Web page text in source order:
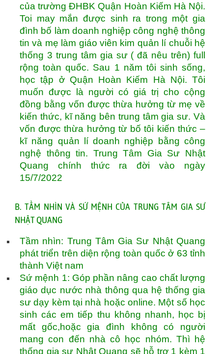
của trường ĐHBK Quận Hoàn Kiếm Hà Nội.
Toi may mắn được sinh ra trong một gia
đình bố làm doanh nghiệp công nghệ thông
tin và mẹ làm giáo viên kim quản lí chuỗi hệ
thống 3 trung tâm gia sư ( đã nêu trên) full
rộng toàn quốc. Sau 1 năm tôi sinh sống,
học tập ở Quận Hoàn Kiếm Hà Nội. Tôi
muốn được là người có giá trị cho cộng
đồng bằng vốn được thừa hưởng từ mẹ về
kiến thức, kĩ năng bên trung tâm gia sư. Và
vốn được thừa hưởng từ bố tôi kiến thức –
kĩ năng quản lí doanh nghiệp bằng công
nghệ thông tin. Trung Tâm Gia Sư Nhật
Quang chính thức ra đời vào ngày
15/7/2022
B. TẦM NHÌN VÀ SỨ MỆNH CỦA TRUNG TÂM GIA SƯ
NHẬT QUANG
Tầm nhìn: Trung Tâm Gia Sư Nhật Quang
phát triển trên diện rộng toàn quốc ở 63 tỉnh
thành Việt nam
Sứ mệnh 1: Góp phần nâng cao chất lượng
giáo dục nước nhà thông qua hệ thống gia
sư dạy kèm tại nhà hoặc online. Một số học
sinh các em tiếp thu không nhanh, học bị
mất gốc,hoặc gia đình không có người
mang con đến nhà cô học nhóm. Thì hệ
thống gia sư Nhật Quang sẽ hỗ trợ 1 kèm 1